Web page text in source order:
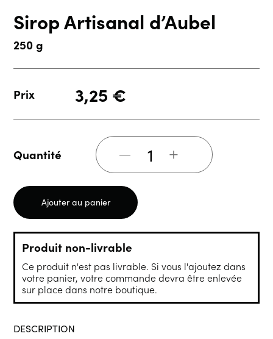
Sirop Artisanal d’Aubel
250 g
Prix 3,25 €
Quantité +
Ajouter au panier
Produit non-livrable
Ce produit n'est pas livrable. Si vous l'ajoutez dans
votre panier, votre commande devra être enlevée
sur place dans notre boutique.
DESCRIPTION